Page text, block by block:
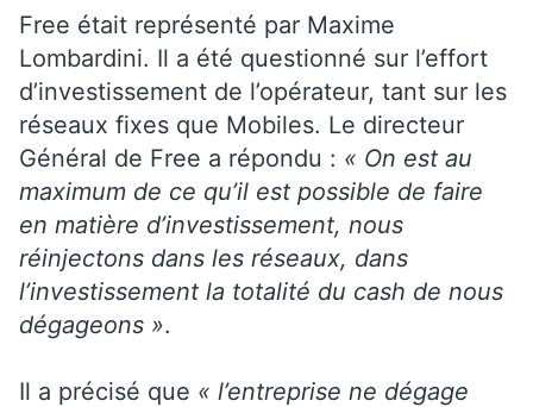
Free était représenté par Maxime
Lombardini. Il a été questionné sur l’effort
d’investissement de l’opérateur, tant sur les
réseaux fixes que Mobiles. Le directeur
Général de Free a répondu : « On est au
maximum de ce qu’il est possible de faire
en matière d’investissement, nous
réinjectons dans les réseaux, dans
l’investissement la totalité du cash de nous
dégageons ».
Il a précisé que « l’entreprise ne dégage